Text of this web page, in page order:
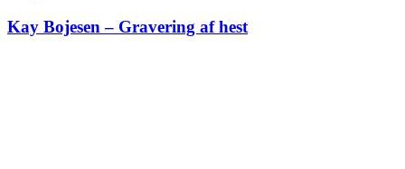
Kay Bojesen – Gravering af hest